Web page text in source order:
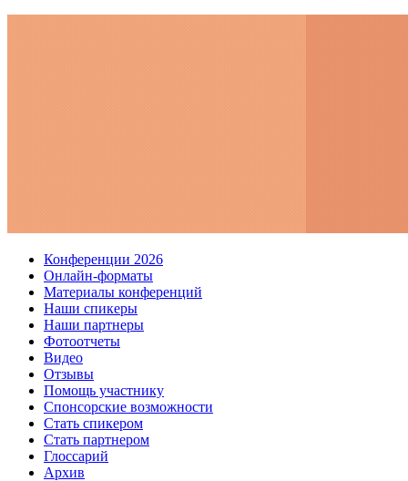
Конференции 2026
Онлайн-форматы
Материалы конференций
Наши спикеры
Наши партнеры
Фотоотчеты
Видео
Отзывы
Помощь участнику
Спонсорские возможности
Стать спикером
Стать партнером
Глоссарий
Архив